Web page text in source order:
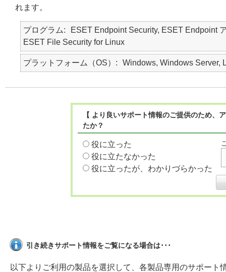
れます。
プログラム
ESET Endpoint Security, ESET Endpoint
ESET File Security for Linux
プラットフォーム（OS） Windows, Windows Server,
【 より良いサポート情報のご提供のため
たか？
役に立った
役に立たなかった
役に立ったが、わかりづらかった
引き続きサポート情報をご覧になる場合は･･･
以下よりご利用の製品を選択して、各製品専用のサポート